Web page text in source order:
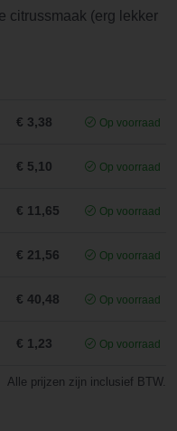
citrussmaak (erg lekker
€ 3,38 Op voorraad
€ 5,10 Op voorraad
€ 11,65 Op voorraad
€ 21,56 Op voorraad
€ 40,48 Op voorraad
€ 1,23 Op voorraad
Alle prijzen zijn inclusief BTW.